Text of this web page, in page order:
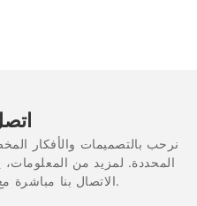
نرحب بالتصميمات والأفكار
المحددة. لمزيد من المعلومات،
الاتصال بنا مباشرة مع أسئلة أو استفسارات.